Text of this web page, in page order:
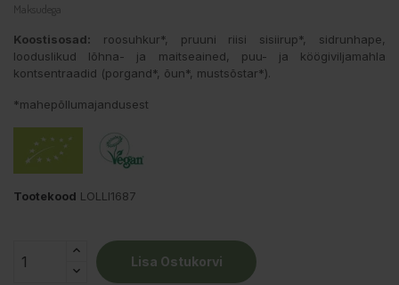
Maksudega
Koostisosad: roosuhkur*, pruuni riisi sisiirup*, sidrunhape,
looduslikud lõhna- ja maitseained, puu- ja köögiviljamahla
kontsentraadid (porgand*, õun*, mustsõstar*).
*mahepõllumajandusest
Tootekood LOLLI1687
Lisa Ostukorvi